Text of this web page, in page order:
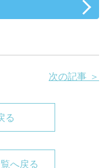
次の記事 ＞
る
へ戻る